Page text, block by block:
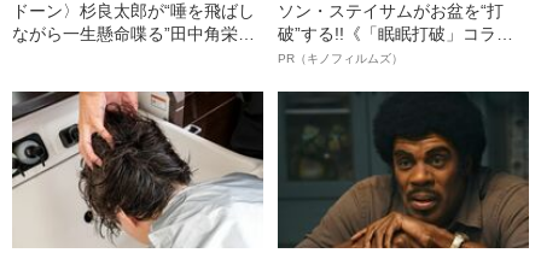
ドーン〉杉良太郎が“唾を飛ばし
ながら一生懸命喋る”田中角栄か
ソン・ステイサムがお盆を“打
破”する!!《「眠眠打破」コラ
ボ》
PR（キノフィルムズ）